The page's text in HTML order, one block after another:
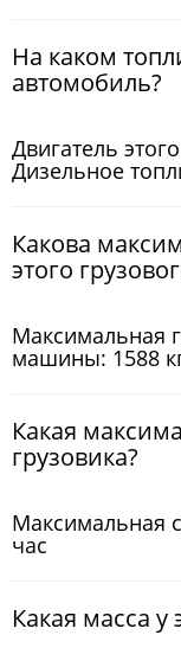
На каком
автомобиль?
Двигатель
Дизельное
Какова
этого
Максимальная
машины: 1588
Какая
грузовика?
Максимальная
час
Какая масса у